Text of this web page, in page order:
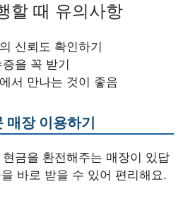
할 때 유의사항
신뢰도 확인하기
을 꼭 받기
서 만나는 것이 좋음
매장 이용하기
금을 환전해주는 매장이 있답
바로 받을 수 있어 편리해요.